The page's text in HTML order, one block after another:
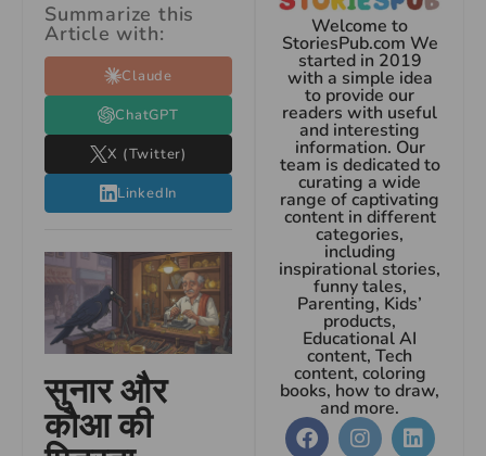
Summarize this
Article with:
Claude
ChatGPT
X (Twitter)
LinkedIn
सुनार और
कौआ की
Welcome to
StoriesPub.com We
started in 2019
with a simple idea
to provide our
readers with useful
and interesting
information. Our
team is dedicated to
curating a wide
range of captivating
content in different
categories,
including
inspirational stories,
funny tales,
Parenting, Kids’
products,
Educational AI
content, Tech
content, coloring
books, how to draw,
and more.